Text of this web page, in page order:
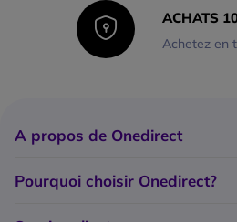
ACHATS
Achetez en
A propos de Onedirect
Nos marques
Catalogue Onedirect
Pourquoi choisir Onedirect?